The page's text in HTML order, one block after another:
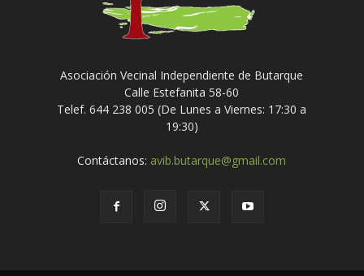
Asociación Vecinal Independiente de Butarque
Calle Estefanita 58-60
Telef. 644 238 005 (De Lunes a Viernes: 17:30 a
19:30)
Contáctanos: avib.butarque@gmail.com